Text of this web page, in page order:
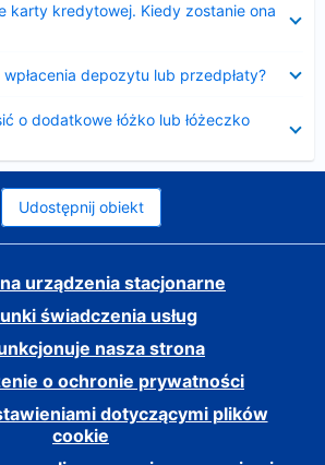
karty kredytowej. Kiedy zostanie ona
depozytu lub przedpłaty?
o dodatkowe łóżko lub łóżeczko
Udostępnij obiekt
urządzenia stacjonarne
świadczenia usług
nasza strona
o ochronie prywatności
dotyczącymi plików
cookie